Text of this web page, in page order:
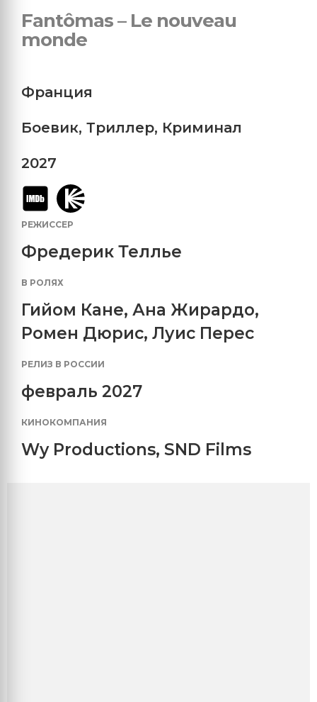
Fantômas – Le nouveau
monde
Франция
Боевик, Триллер, Криминал
2027
РЕЖИССЕР
Фредерик Теллье
В РОЛЯХ
Гийом Кане, Ана Жирардо,
Ромен Дюрис, Луис Перес
РЕЛИЗ В РОССИИ
февраль 2027
КИНОКОМПАНИЯ
Wy Productions, SND Films